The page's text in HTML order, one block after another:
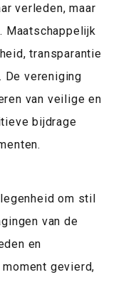
verleden, maar
Maatschappelijk
transparantie
De vereniging
van veilige en
bijdrage
om stil
van de
en
gevierd,